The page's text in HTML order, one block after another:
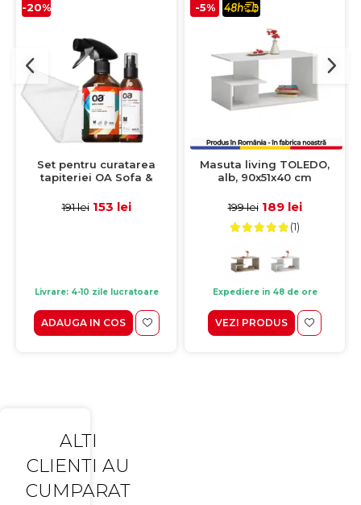
-20%
Set pentru curatarea
tapiteriei OA Sofa &
Laveta din microfibra
191 lei 153 lei
Livrare: 4-10 zile lucratoare
ADAUGA IN COS
-5%
Masuta living TOLEDO,
alb, 90x51x40 cm
199 lei 189 lei
(1)
Expediere in 48 de ore
VEZI PRODUS
ALTI
CLIENTI AU
CUMPARAT